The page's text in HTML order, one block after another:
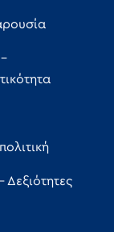
-
Δεξιότητες